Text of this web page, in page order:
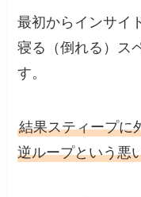
最初からインサイ
寝る（倒れる）ス
す。
結果スティープに
逆ループという悪